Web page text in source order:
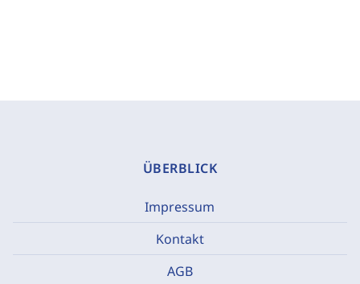
ÜBERBLICK
Impressum
Kontakt
AGB